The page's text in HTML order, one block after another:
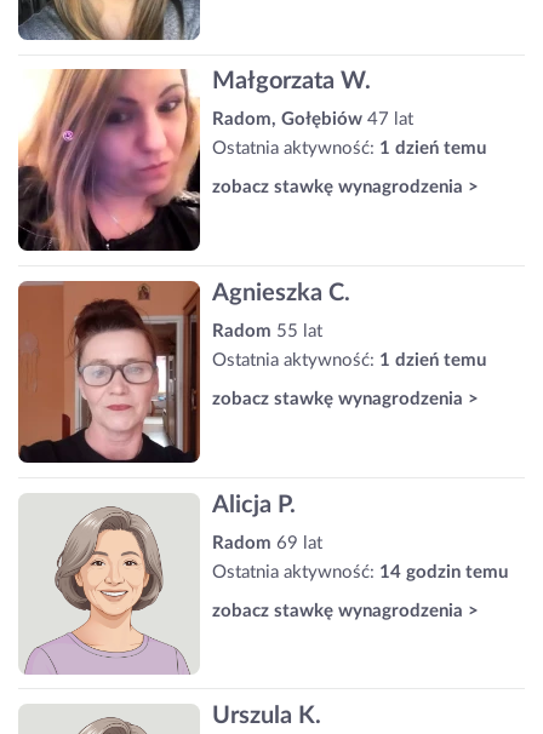
Małgorzata W.
Radom, Gołębiów 47 lat
Ostatnia aktywność: 1 dzień temu
zobacz stawkę wynagrodzenia >
Agnieszka C.
Radom 55 lat
Ostatnia aktywność: 1 dzień temu
zobacz stawkę wynagrodzenia >
Alicja P.
Radom 69 lat
Ostatnia aktywność: 14 godzin temu
zobacz stawkę wynagrodzenia >
Urszula K.